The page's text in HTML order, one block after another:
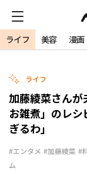
ライフ 美容 漫画
ライフ
加藤綾菜さん
お雑煮」のレ
ぎるわ」
#エンタメ #加藤綾菜 #
ム